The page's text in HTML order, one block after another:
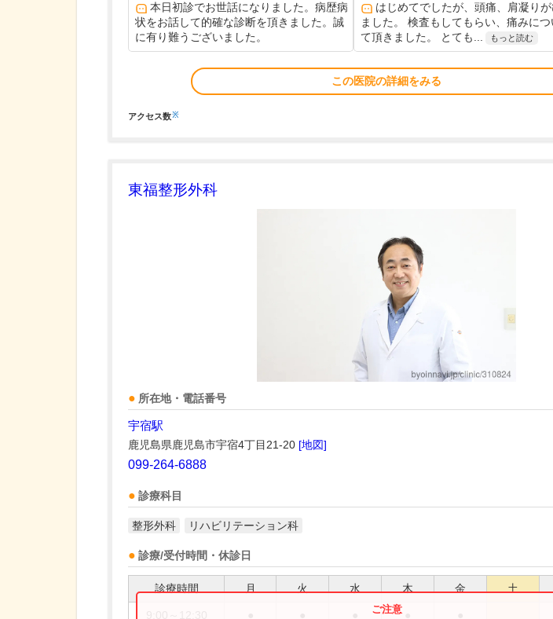
本日初診でお世話になりました。病歴病
状をお話して的確な診断を頂きました。誠
に有り難うございました。
はじめてでしたが、頭痛、肩凝り
ました。 検査もしてもらい、痛みに
て頂きました。 とても...
もっと読む
この医院の詳細をみる
アクセス数※
東福整形外科
所在地・電話番号
宇宿駅
鹿児島県鹿児島市宇宿4丁目21-20 [地図]
099-264-6888
診療科目
整形外科 リハビリテーション科
診療/受付時間・休診日
診療時間 月 火 水 木 金 土